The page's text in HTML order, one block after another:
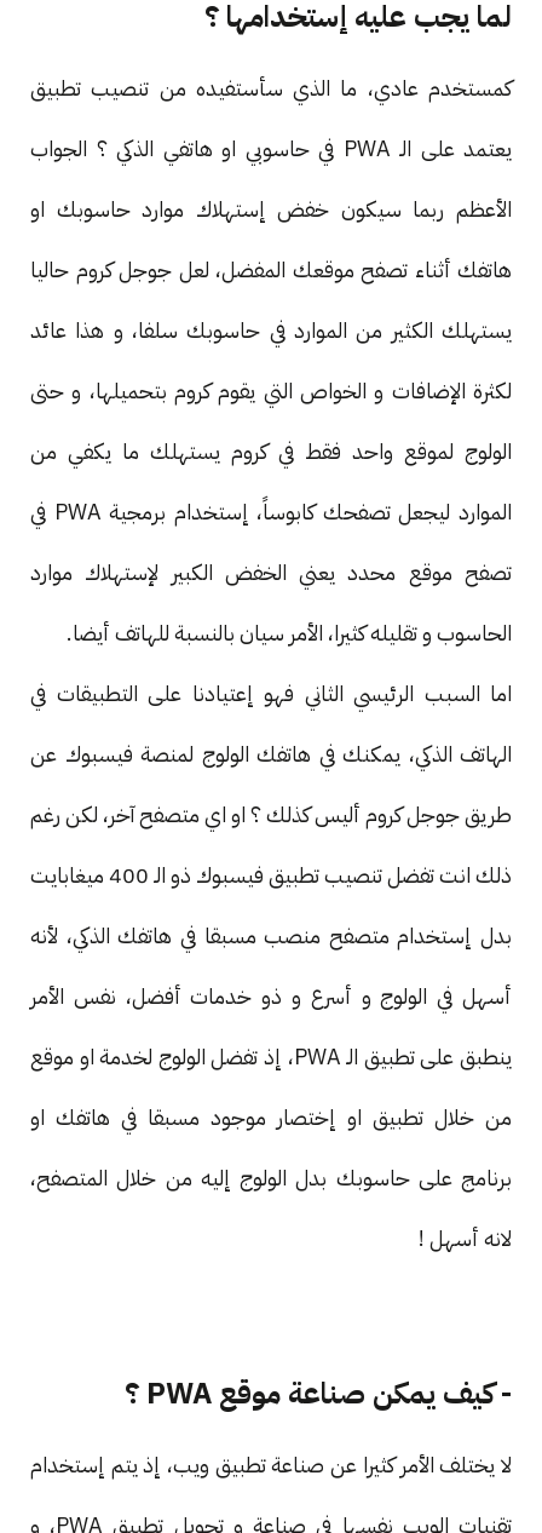
لما يجب عليه إستخدامها ؟
كمستخدم عادي، ما الذي سأستفيده من تنصيب تطبيق
يعتمد على الـ PWA في حاسوبي او هاتفي الذكي ؟ الجواب
الأعظم ربما سيكون خفض إستهلاك موارد حاسوبك او
هاتفك أثناء تصفح موقعك المفضل، لعل جوجل كروم حاليا
يستهلك الكثير من الموارد في حاسوبك سلفا، و هذا عائد
لكثرة الإضافات و الخواص التي يقوم كروم بتحميلها، و حتى
الولوج لموقع واحد فقط في كروم يستهلك ما يكفي من
الموارد ليجعل تصفحك كابوساً، إستخدام برمجية PWA في
تصفح موقع محدد يعني الخفض الكبير لإستهلاك موارد
الحاسوب و تقليله كثيرا، الأمر سيان بالنسبة للهاتف أيضا.
اما السبب الرئيسي الثاني فهو إعتيادنا على التطبيقات في
الهاتف الذكي، يمكنك في هاتفك الولوج لمنصة فيسبوك عن
طريق جوجل كروم أليس كذلك ؟ او اي متصفح آخر، لكن رغم
ذلك انت تفضل تنصيب تطبيق فيسبوك ذو الـ 400 ميغابايت
بدل إستخدام متصفح منصب مسبقا في هاتفك الذكي، لأنه
أسهل في الولوج و أسرع و ذو خدمات أفضل، نفس الأمر
ينطبق على تطبيق الـ PWA، إذ تفضل الولوج لخدمة او موقع
من خلال تطبيق او إختصار موجود مسبقا في هاتفك او
برنامج على حاسوبك بدل الولوج إليه من خلال المتصفح،
لانه أسهل !
- كيف يمكن صناعة موقع PWA ؟
لا يختلف الأمر كثيرا عن صناعة تطبيق ويب، إذ يتم إستخدام
تقنيات الويب نفسها في صناعة و تحويل تطبيق PWA، و